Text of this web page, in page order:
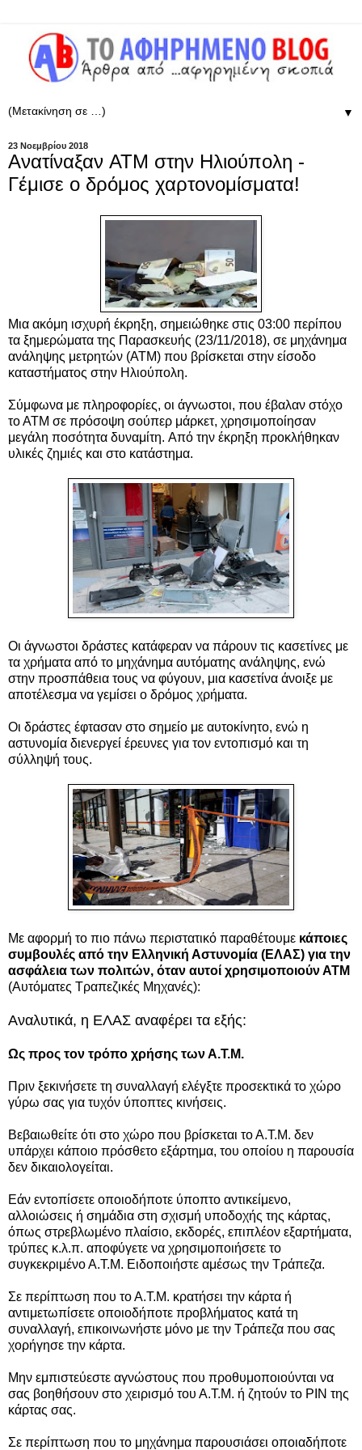
▼
23 Νοεμβρίου 2018
Ανατίναξαν ATM στην Ηλιούπολη -
Γέμισε ο δρόμος χαρτονομίσματα!
Μια ακόμη ισχυρή έκρηξη, σημειώθηκε στις 03:00 περίπου
τα ξημερώματα της Παρασκευής (23/11/2018), σε μηχάνημα
ανάληψης μετρητών (ΑΤΜ) που βρίσκεται στην είσοδο
καταστήματος στην Ηλιούπολη.
Σύμφωνα με πληροφορίες, οι άγνωστοι, που έβαλαν στόχο
το ΑΤΜ σε πρόσοψη σούπερ μάρκετ, χρησιμοποίησαν
μεγάλη ποσότητα δυναμίτη. Από την έκρηξη προκλήθηκαν
υλικές ζημιές και στο κατάστημα.
Οι άγνωστοι δράστες κατάφεραν να πάρουν τις κασετίνες με
τα χρήματα από το μηχάνημα αυτόματης ανάληψης, ενώ
στην προσπάθεια τους να φύγουν, μια κασετίνα άνοιξε με
αποτέλεσμα να γεμίσει ο δρόμος χρήματα.
Οι δράστες έφτασαν στο σημείο με αυτοκίνητο, ενώ η
αστυνομία διενεργεί έρευνες για τον εντοπισμό και τη
σύλληψή τους.
Με αφορμή το πιο πάνω περιστατικό παραθέτουμε κάποιες
συμβουλές από την Ελληνική Αστυνομία (ΕΛΑΣ) για την
ασφάλεια των πολιτών, όταν αυτοί χρησιμοποιούν ΑΤΜ
(Αυτόματες Τραπεζικές Μηχανές):
Αναλυτικά, η ΕΛΑΣ αναφέρει τα εξής:
Ως προς τον τρόπο χρήσης των Α.Τ.Μ.
Πριν ξεκινήσετε τη συναλλαγή ελέγξτε προσεκτικά το χώρο
γύρω σας για τυχόν ύποπτες κινήσεις.
Βεβαιωθείτε ότι στο χώρο που βρίσκεται το Α.Τ.Μ. δεν
υπάρχει κάποιο πρόσθετο εξάρτημα, του οποίου η παρουσία
δεν δικαιολογείται.
Εάν εντοπίσετε οποιοδήποτε ύποπτο αντικείμενο,
αλλοιώσεις ή σημάδια στη σχισμή υποδοχής της κάρτας,
όπως στρεβλωμένο πλαίσιο, εκδορές, επιπλέον εξαρτήματα,
τρύπες κ.λ.π. αποφύγετε να χρησιμοποιήσετε το
συγκεκριμένο Α.Τ.Μ. Ειδοποιήστε αμέσως την Τράπεζα.
Σε περίπτωση που το Α.Τ.Μ. κρατήσει την κάρτα ή
αντιμετωπίσετε οποιοδήποτε προβλήματος κατά τη
συναλλαγή, επικοινωνήστε μόνο με την Τράπεζα που σας
χορήγησε την κάρτα.
Μην εμπιστεύεστε αγνώστους που προθυμοποιούνται να
σας βοηθήσουν στο χειρισμό του Α.Τ.Μ. ή ζητούν το ΡΙΝ της
κάρτας σας.
Σε περίπτωση που το μηχάνημα παρουσιάσει οποιαδήποτε